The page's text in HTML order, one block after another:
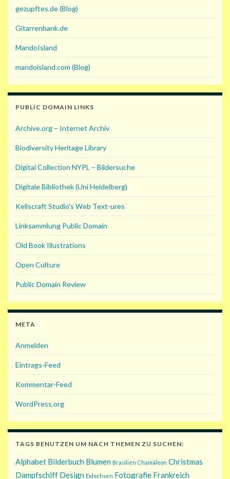
gezupftes.de (Blog)
Gitarrenbank.de
MandoIsland
mandoisland.com (Blog)
PUBLIC DOMAIN LINKS
Archive.org – Internet Archiv
Biodiversity Heritage Library
Digital Collection NYPL – Bildersuche
Digitale Bibliothek (Uni Heidelberg)
Kellscraft Studio's Web Text-ures
Linksammlung Public Domain
Old Book Illustrations
Open Culture
Public Domain Review
META
Anmelden
Eintrags-Feed
Kommentar-Feed
WordPress.org
TAGS BENUTZEN UM NACH THEMEN ZU SUCHEN:
Alphabet Bilderbuch Blumen Brasilien Chamäleon Christmas
Dampfschiff Design Eidechsen Fotografie Frankreich